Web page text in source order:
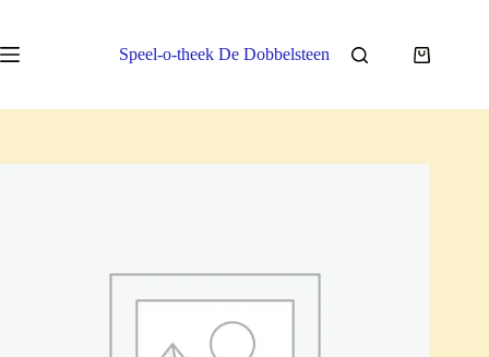
de
inhoud
Speel-o-theek De Dobbelsteen